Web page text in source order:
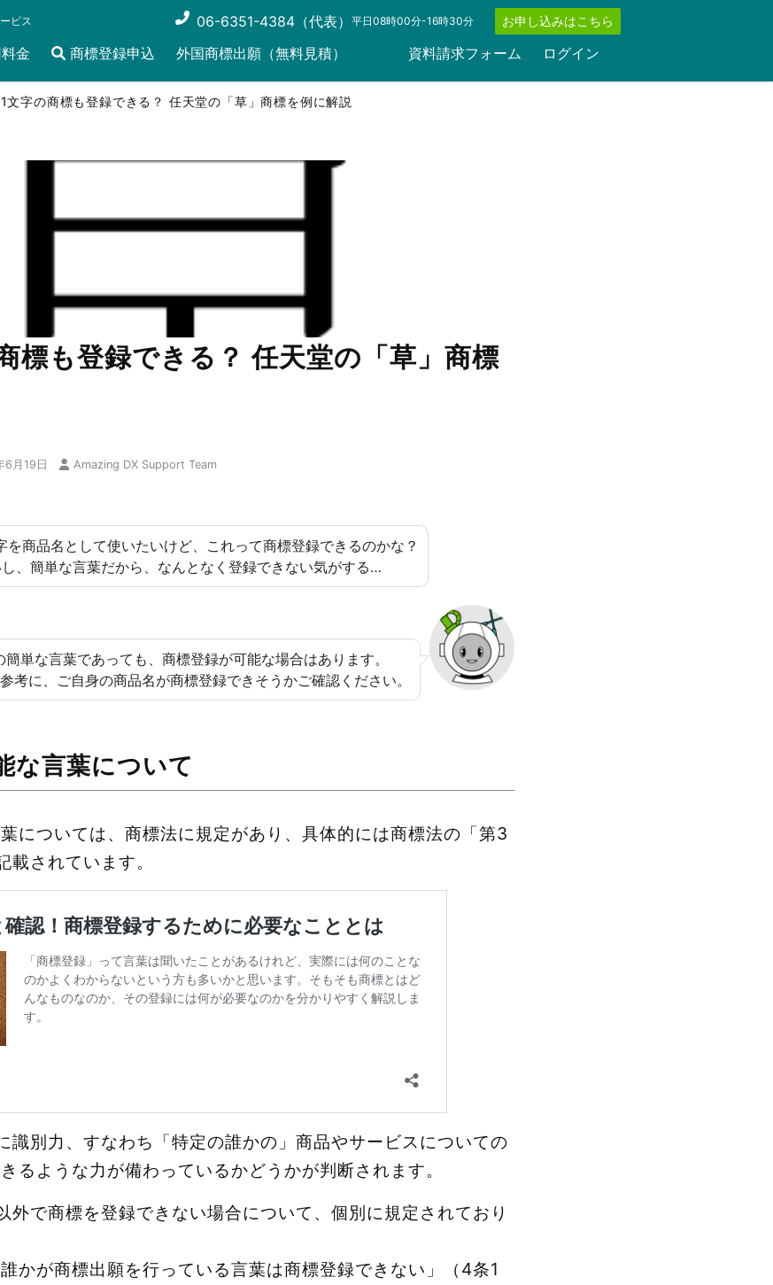
ビス 06-6351-4384（代表） 平日08時00分-16時30分 お申し込みはこちら
金 商標登録申込 外国商標出願（無料見積） 資料請求フォーム ログイン
文字の商標も登録できる？ 任天堂の「草」商標を例に解説
標も登録できる？ 任天堂の「草」商標
6月19日 Amazing DX Support Team
を商品名として使いたいけど、これって商標登録できるのかな？
、簡単な言葉だから、なんとなく登録できない気がする…
簡単な言葉であっても、商標登録が可能な場合はあります。
考に、ご自身の商品名が商標登録できそうかご確認ください。
な言葉について
については、商標法に規定があり、具体的には商標法の「第3
されています。
識別力、すなわち「特定の誰かの」商品やサービスについての
るような力が備わっているかどうかが判断されます。
外で商標を登録できない場合について、個別に規定されており
かが商標出願を行っている言葉は商標登録できない」（4条1